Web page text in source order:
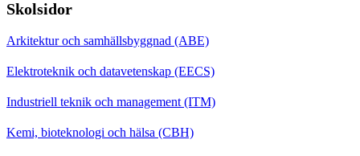
Skolsidor
Arkitektur och samhällsbyggnad (ABE)
Elektroteknik och datavetenskap (EECS)
Industriell teknik och management (ITM)
Kemi, bioteknologi och hälsa (CBH)